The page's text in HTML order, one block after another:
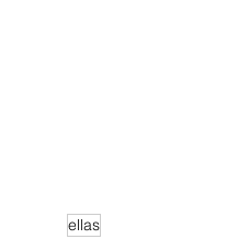
ellas